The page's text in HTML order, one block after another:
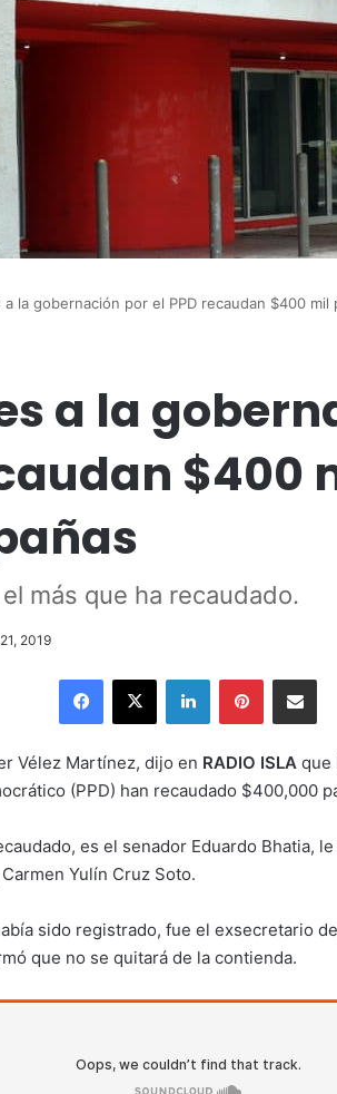
a la gobernación por el PPD recaudan $400 mil
a la
$400
más que ha recaudado.
2019
Facebook
X LinkedInPinterestShare via
Vélez Martínez, dijo en RADIO ISLA que
(PPD) han recaudado $400,000
es el senador Eduardo Bhatia,
Yulín Cruz Soto.
sido registrado, fue el exsecretario
que no se quitará de la contienda.